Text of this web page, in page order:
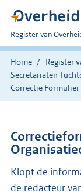
U
bent
nu
hier:
Register van
Home Register
Secretariaten
Correctie Formulier
Klopt de
de redacteur